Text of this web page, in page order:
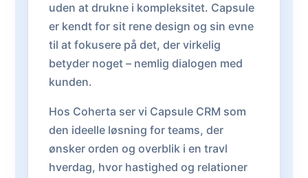
uden at drukne i kompleksitet. Capsule
er kendt for sit rene design og sin evne
til at fokusere på det, der virkelig
betyder noget – nemlig dialogen med
kunden.
Hos Coherta ser vi Capsule CRM som
den ideelle løsning for teams, der
ønsker orden og overblik i en travl
hverdag, hvor hastighed og relationer